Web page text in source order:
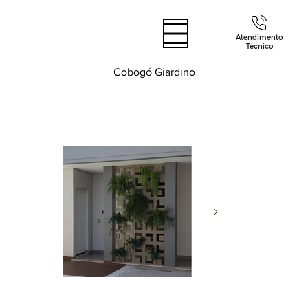
Atendimento
Técnico
Cobogó Giardino